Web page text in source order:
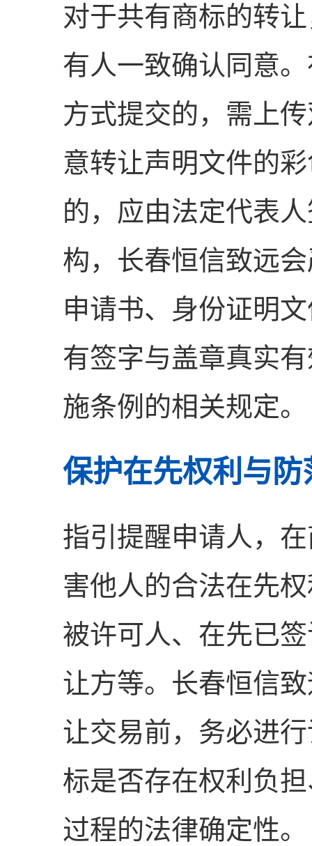
对于共有商标的转
有人一致确认同意
方式提交的，需上
意转让声明文件的
的，应由法定代表
构，长春恒信致远
申请书、身份证明
有签字与盖章真实
施条例的相关规定。
保护在先权利与防
指引提醒申请人，
害他人的合法在先
被许可人、在先已
让方等。长春恒信
让交易前，务必进
标是否存在权利负
过程的法律确定性。